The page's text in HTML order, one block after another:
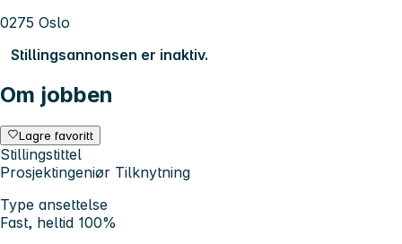
0275 Oslo
Stillingsannonsen er inaktiv.
Om jobben
Lagre favoritt
Stillingstittel
Prosjektingeniør Tilknytning
Type ansettelse
Fast, heltid 100%